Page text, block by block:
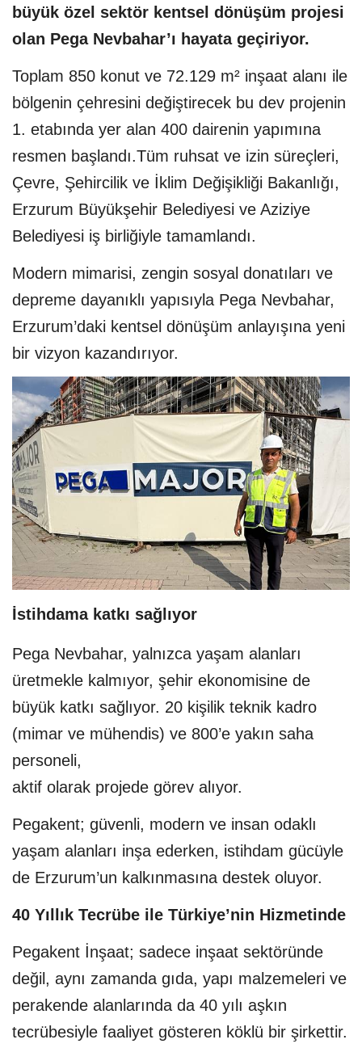
büyük özel sektör kentsel dönüşüm projesi
olan Pega Nevbahar’ı hayata geçiriyor.
Toplam 850 konut ve 72.129 m² inşaat alanı ile
bölgenin çehresini değiştirecek bu dev projenin
1. etabında yer alan 400 dairenin yapımına
resmen başlandı.Tüm ruhsat ve izin süreçleri,
Çevre, Şehircilik ve İklim Değişikliği Bakanlığı,
Erzurum Büyükşehir Belediyesi ve Aziziye
Belediyesi iş birliğiyle tamamlandı.
Modern mimarisi, zengin sosyal donatıları ve
depreme dayanıklı yapısıyla Pega Nevbahar,
Erzurum’daki kentsel dönüşüm anlayışına yeni
bir vizyon kazandırıyor.
İstihdama katkı sağlıyor
Pega Nevbahar, yalnızca yaşam alanları
üretmekle kalmıyor, şehir ekonomisine de
büyük katkı sağlıyor. 20 kişilik teknik kadro
(mimar ve mühendis) ve 800’e yakın saha
personeli,
aktif olarak projede görev alıyor.
Pegakent; güvenli, modern ve insan odaklı
yaşam alanları inşa ederken, istihdam gücüyle
de Erzurum’un kalkınmasına destek oluyor.
40 Yıllık Tecrübe ile Türkiye’nin Hizmetinde
Pegakent İnşaat; sadece inşaat sektöründe
değil, aynı zamanda gıda, yapı malzemeleri ve
perakende alanlarında da 40 yılı aşkın
tecrübesiyle faaliyet gösteren köklü bir şirkettir.